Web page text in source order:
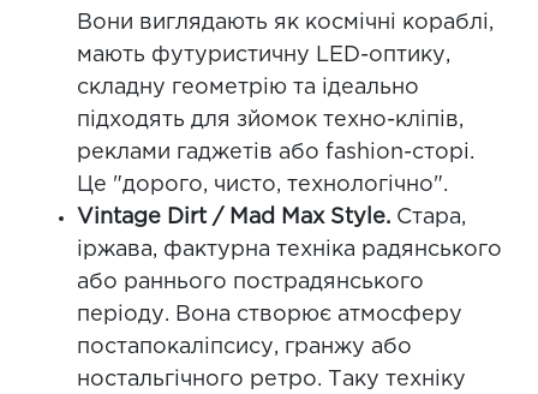
Вони виглядають як космічні кораблі,
мають футуристичну LED-оптику,
складну геометрію та ідеально
підходять для зйомок техно-кліпів,
реклами гаджетів або fashion-сторі.
Це "дорого, чисто, технологічно".
Vintage Dirt / Mad Max Style. Стара,
іржава, фактурна техніка радянського
або раннього пострадянського
періоду. Вона створює атмосферу
постапокаліпсису, гранжу або
ностальгічного ретро. Таку техніку